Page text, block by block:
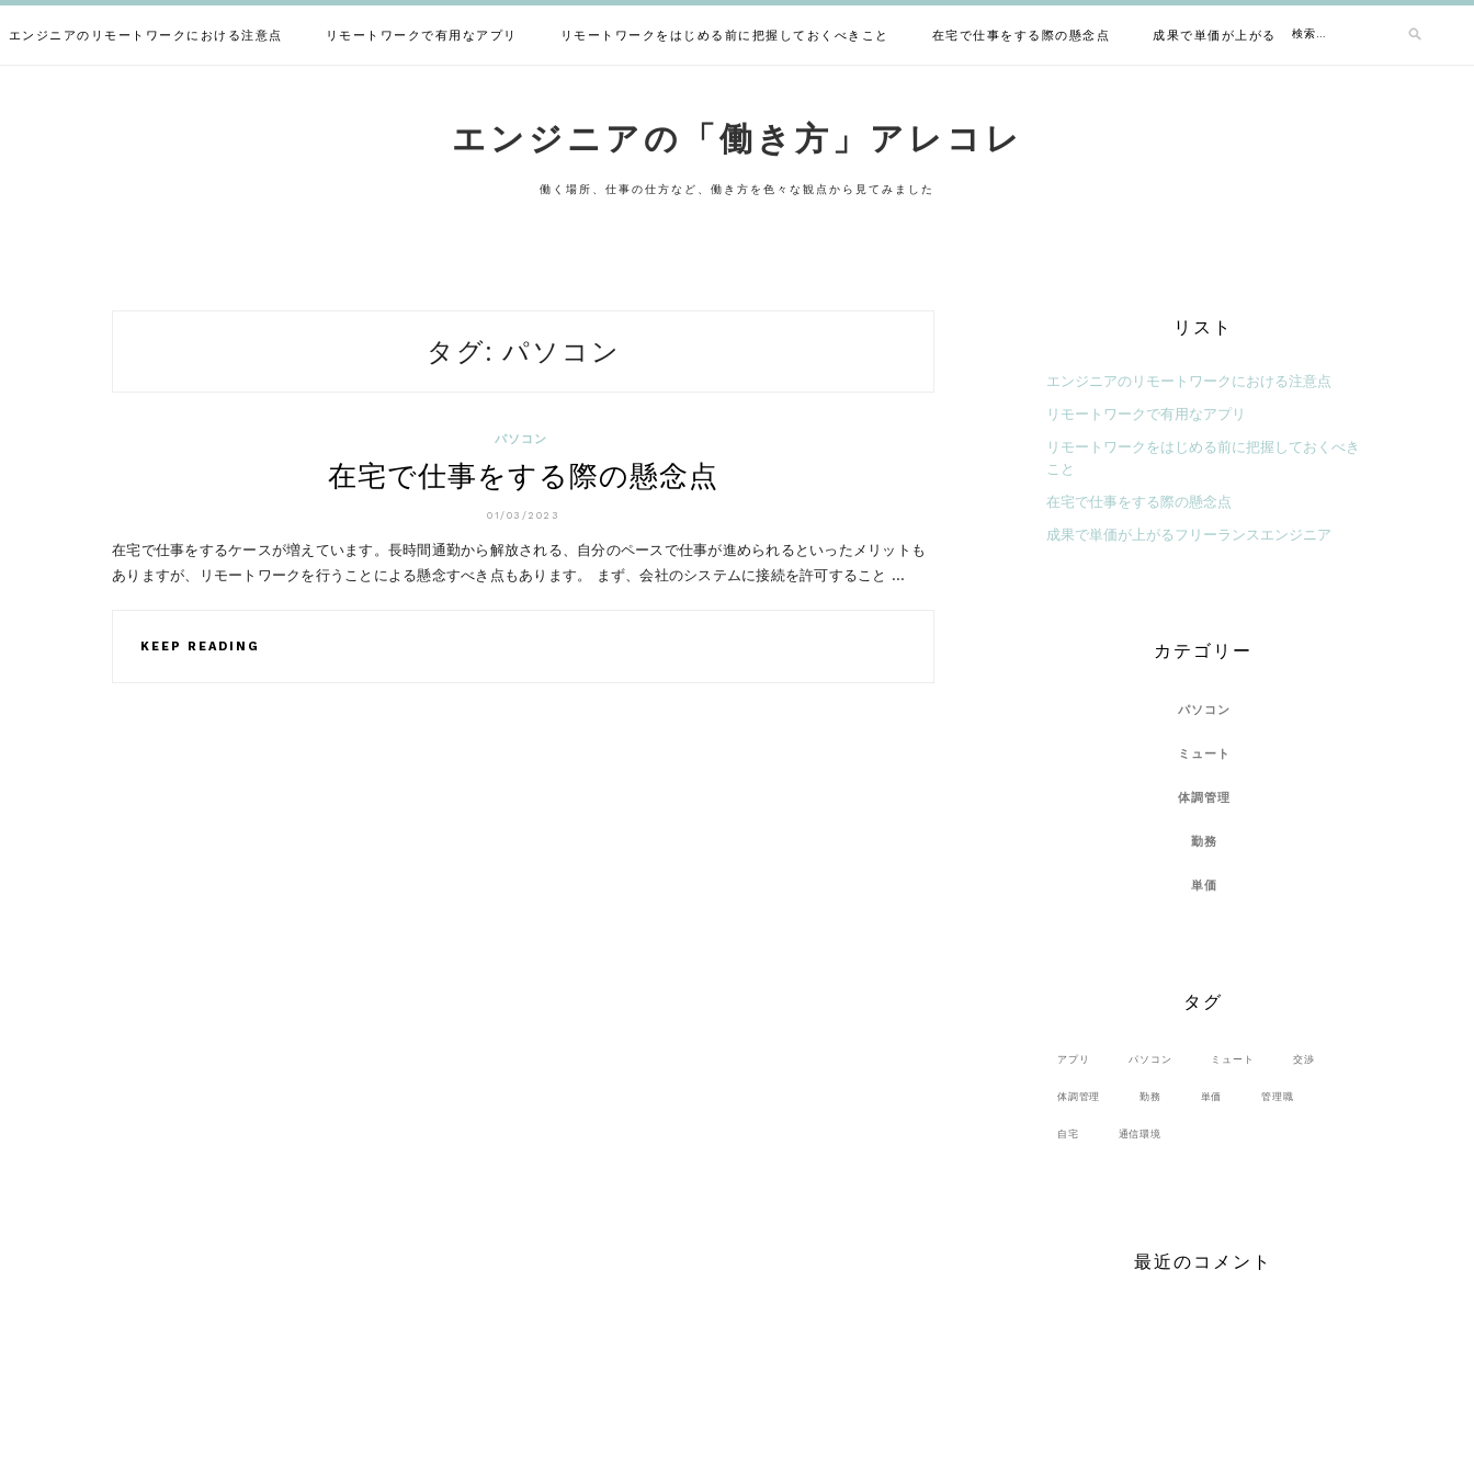
toエンジニアのリモートワークにおける注意点 リモートワークで有用なアプリ リモートワークをはじめる前に把握しておくべきこと 在宅で仕事をする際の懸念点 成果で単価が上がるフリーランスエンジニア
エンジニアの「働き方」アレコレ
働く場所、仕事の仕方など、働き方を色々な観点から見てみました
タグ: パソコン
パソコン
在宅で仕事をする際の懸念点
01/03/2023
在宅で仕事をするケースが増えています。長時間通勤から解放される、自分のペースで仕事が進められるといったメリットも
ありますが、リモートワークを行うことによる懸念すべき点もあります。 まず、会社のシステムに接続を許可すること …
KEEP READING
リスト
エンジニアのリモートワークにおける注意点
リモートワークで有用なアプリ
リモートワークをはじめる前に把握しておくべき
こと
在宅で仕事をする際の懸念点
成果で単価が上がるフリーランスエンジニア
カテゴリー
パソコン
ミュート
体調管理
勤務
単価
タグ
アプリ パソコン ミュート 交渉
体調管理 勤務 単価 管理職
自宅 通信環境
最近のコメント